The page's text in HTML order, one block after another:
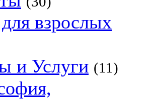
взрослых
и Услуги (11)